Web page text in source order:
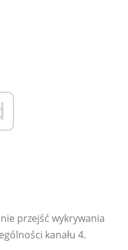
przejść wykrywania
kanału 4.